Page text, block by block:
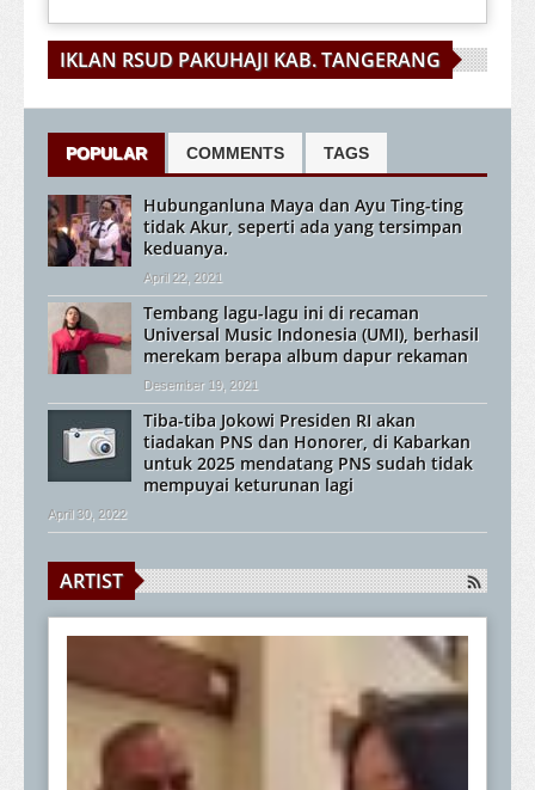
IKLAN RSUD PAKUHAJI KAB. TANGERANG
POPULAR COMMENTS TAGS
Hubunganluna Maya dan Ayu Ting-ting
tidak Akur, seperti ada yang tersimpan
keduanya.
April 22, 2021
Tembang lagu-lagu ini di recaman
Universal Music Indonesia (UMI), berhasil
merekam berapa album dapur rekaman
Desember 19, 2021
Tiba-tiba Jokowi Presiden RI akan
tiadakan PNS dan Honorer, di Kabarkan
untuk 2025 mendatang PNS sudah tidak
mempuyai keturunan lagi
April 30, 2022
ARTIST